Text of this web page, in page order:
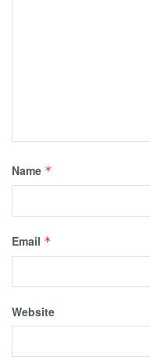
Name *
Email *
Website